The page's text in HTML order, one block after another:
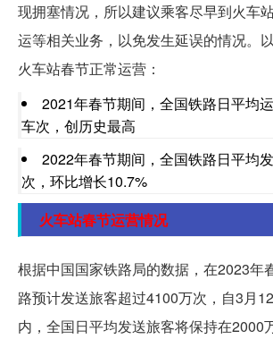
现拥塞情况，所以建议乘客尽早到火车
运等相关业务，以免发生延误的情况。
火车站春节正常运营：
2021年春节期间，全国铁路日平均
车次，创历史最高
2022年春节期间，全国铁路日平均
次，环比增长10.7%
火车站春节运营情况
根据中国国家铁路局的数据，在2023年
路预计发送旅客超过4100万次，自3月
内，全国日平均发送旅客将保持在2000